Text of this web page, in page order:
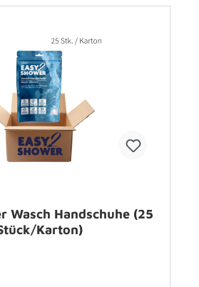
Wasch Handschuhe (25
Karton)